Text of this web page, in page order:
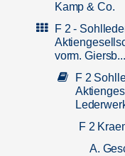
Kamp & Co.
F 2 -
vorm. Giersb...
F 2
F 2
A.